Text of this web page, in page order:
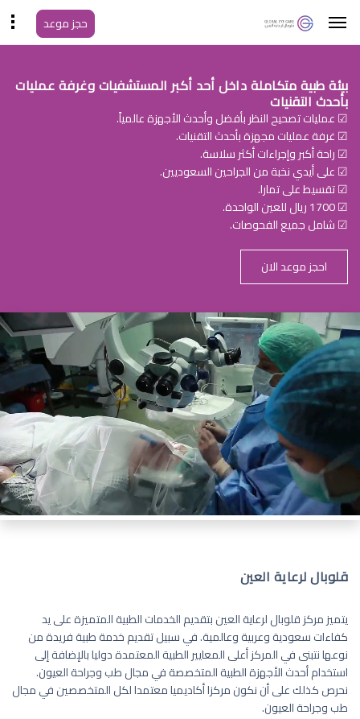
حجز موعد
بيئة طبية متكاملة داخل أحد أكبر المستشفيات وغرفة عمليات
بأحدث التقنيات
☑ عمليات تصحيح النظر بأفضل وأحدث الأجهزة عالمياً.
☑ غرفة عمليات مجهزة بأحدث التقنيات.
☑ راحة أكبر وإجراءات أكثر سلاسة.
☑ على أيدي نخبة من الجراحين السعوديين.
☑ تقسيط على تمارا.
☑ 1700 ريال للعين الواحدة.
☑ شامل جميع الفحوصات.
احجز موعد الان
قلوبال لرعاية العين
يتميز مركز قلوبال لرعاية العين بتقديم الخدمات الطبية المتميزة على يد
كفاءات سعودية وعربية وعالمية. في سبيل تقديم خدمة طبية فريدة من
نوعها نتبنى في المركز أعلى المعايير الطبية المعتمدة دوليا بالإضافة إلى
استخدام أحدث الأجهزة الطبية المتخصصة في مجال طب وجراحة العيون.
نحرص كذلك على أن نكون مركزا أكاديميا معتمدا لكل المتخصصين في مجال
طب وجراحة العيون.